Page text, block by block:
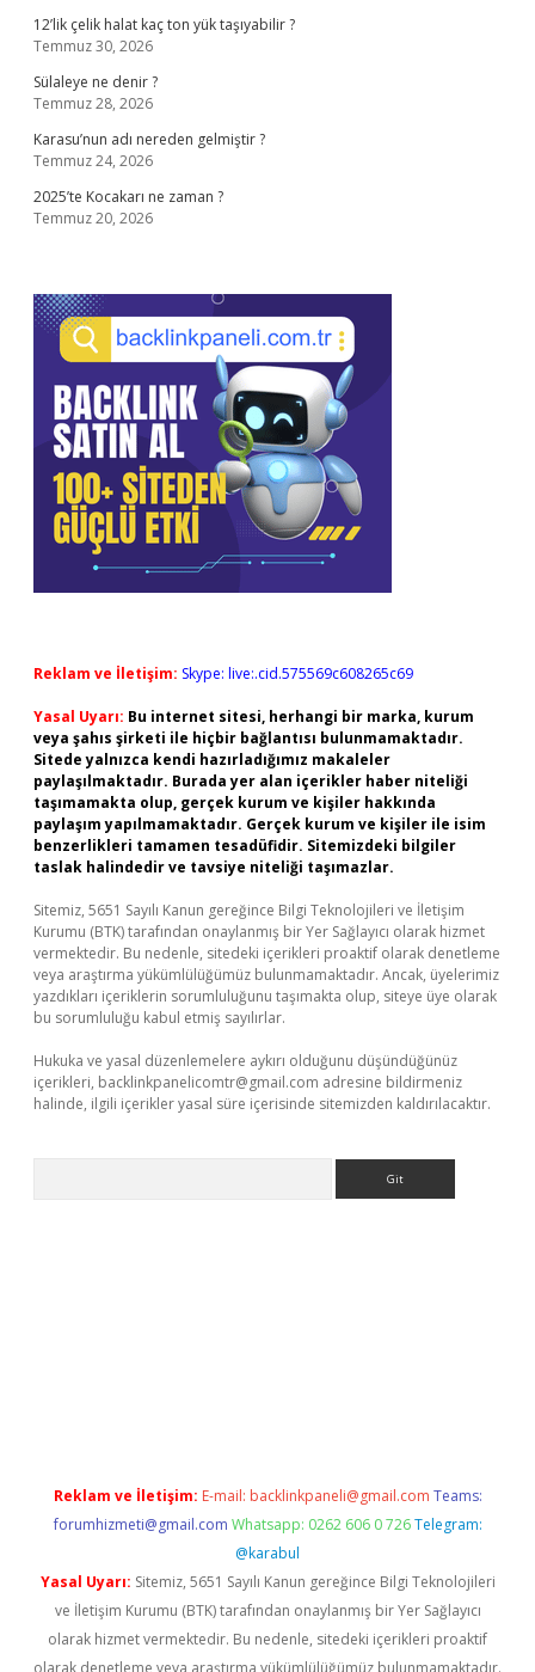
12’lik çelik halat kaç ton yük taşıyabilir ?
Temmuz 30, 2026
Sülaleye ne denir ?
Temmuz 28, 2026
Karasu’nun adı nereden gelmiştir ?
Temmuz 24, 2026
2025’te Kocakarı ne zaman ?
Temmuz 20, 2026
Reklam ve İletişim: Skype: live:.cid.575569c608265c69
Yasal Uyarı: Bu internet sitesi, herhangi bir marka, kurum
veya şahıs şirketi ile hiçbir bağlantısı bulunmamaktadır.
Sitede yalnızca kendi hazırladığımız makaleler
paylaşılmaktadır. Burada yer alan içerikler haber niteliği
taşımamakta olup, gerçek kurum ve kişiler hakkında
paylaşım yapılmamaktadır. Gerçek kurum ve kişiler ile isim
benzerlikleri tamamen tesadüfidir. Sitemizdeki bilgiler
taslak halindedir ve tavsiye niteliği taşımazlar.
Sitemiz, 5651 Sayılı Kanun gereğince Bilgi Teknolojileri ve İletişim
Kurumu (BTK) tarafından onaylanmış bir Yer Sağlayıcı olarak hizmet
vermektedir. Bu nedenle, sitedeki içerikleri proaktif olarak denetleme
veya araştırma yükümlülüğümüz bulunmamaktadır. Ancak, üyelerimiz
yazdıkları içeriklerin sorumluluğunu taşımakta olup, siteye üye olarak
bu sorumluluğu kabul etmiş sayılırlar.
Hukuka ve yasal düzenlemelere aykırı olduğunu düşündüğünüz
içerikleri, backlinkpanelicomtr@gmail.com adresine bildirmeniz
halinde, ilgili içerikler yasal süre içerisinde sitemizden kaldırılacaktır.
Reklam ve İletişim: E-mail: backlinkpaneli@gmail.com Teams:
forumhizmeti@gmail.com Whatsapp: 0262 606 0 726 Telegram:
@karabul
Yasal Uyarı: Sitemiz, 5651 Sayılı Kanun gereğince Bilgi Teknolojileri
ve İletişim Kurumu (BTK) tarafından onaylanmış bir Yer Sağlayıcı
olarak hizmet vermektedir. Bu nedenle, sitedeki içerikleri proaktif
olarak denetleme veya araştırma yükümlülüğümüz bulunmamaktadır.